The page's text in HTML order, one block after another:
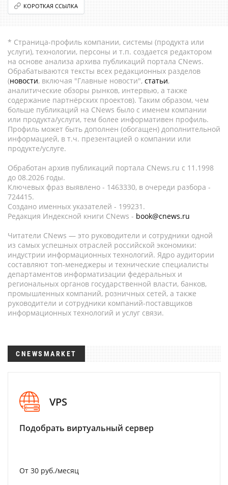
КОРОТКАЯ ССЫЛКА
* Страница-профиль компании, системы (продукта или
услуги), технологии, персоны и т.п. создается редактором
на основе анализа архива публикаций портала CNews.
Обрабатываются тексты всех редакционных разделов
(новости, включая "Главные новости", статьи,
аналитические обзоры рынков, интервью, а также
содержание партнёрских проектов). Таким образом, чем
больше публикаций на CNews было с именем компании
или продукта/услуги, тем более информативен профиль.
Профиль может быть дополнен (обогащен) дополнительной
информацией, в т.ч. презентацией о компании или
продукте/услуге.
Обработан архив публикаций портала CNews.ru c 11.1998
до 08.2026 годы.
Ключевых фраз выявлено - 1463330, в очереди разбора -
724415.
Создано именных указателей - 199231.
Редакция Индексной книги CNews - book@cnews.ru
Читатели CNews — это руководители и сотрудники одной
из самых успешных отраслей российской экономики:
индустрии информационных технологий. Ядро аудитории
составляют топ-менеджеры и технические специалисты
департаментов информатизации федеральных и
региональных органов государственной власти, банков,
промышленных компаний, розничных сетей, а также
руководители и сотрудники компаний-поставщиков
информационных технологий и услуг связи.
CNEWSMARKET
VPS
Подобрать виртуальный сервер
От 30 руб./месяц